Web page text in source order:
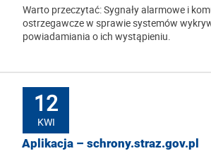
Warto przeczytać: Sygnały alarmowe i
ostrzegawcze w sprawie systemów
powiadamiania o ich wystąpieniu.
12
KWI
Aplikacja – schrony.straz.gov.pl